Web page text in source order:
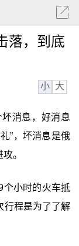
落，到底
小 大
消息，好消息
”，坏消息是俄
。
个小时的火车抵
行程是为了了解